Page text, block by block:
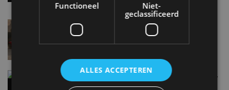
Lamborghini Revuelto eert 60 jaar Miura met
speciale editie
6 aug
Carbon fibre op je laadkabel: nergens voor nodig,
en precies daarom geweldig
Functioneel
Niet-
geclassificeerd
ALLES ACCEPTEREN